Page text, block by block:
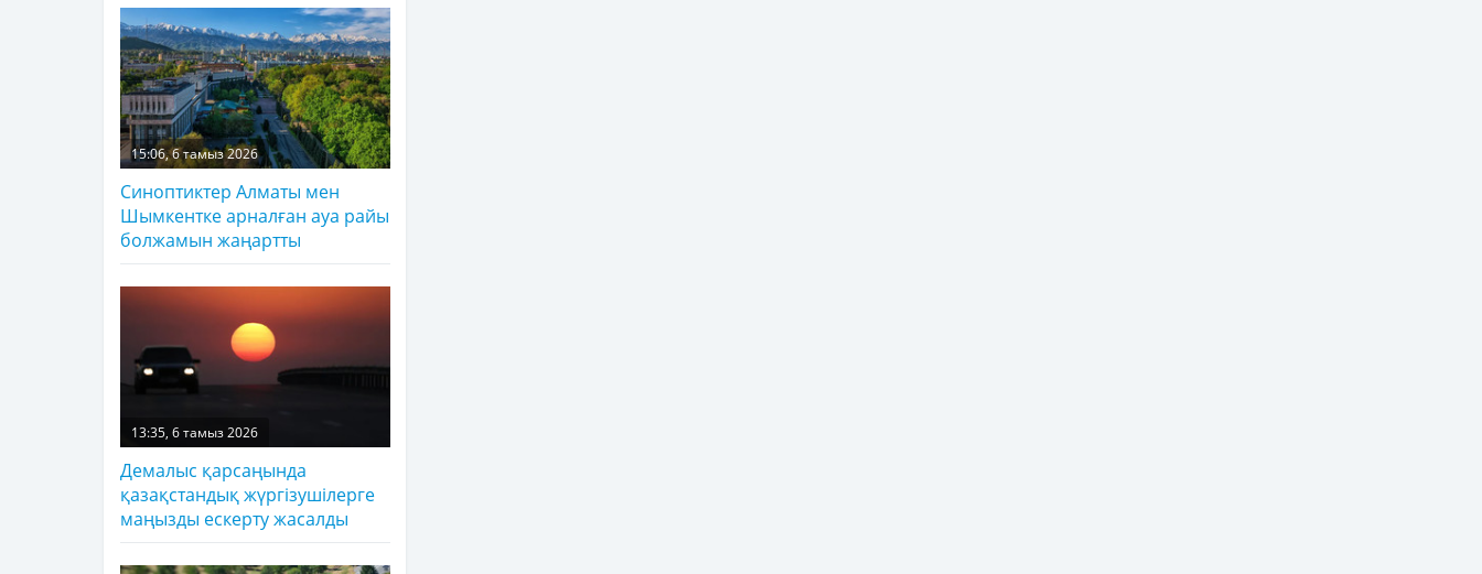
15:06, 6 тамыз 2026
Синоптиктер Алматы мен
Шымкентке арналған ауа райы
болжамын жаңартты
13:35, 6 тамыз 2026
Демалыс қарсаңында
қазақстандық жүргізушілерге
маңызды ескерту жасалды